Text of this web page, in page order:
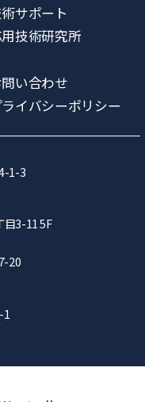
サポート
技術研究所
い合わせ
ライバシーポリシー
1-3
目3-11 5F
20
1